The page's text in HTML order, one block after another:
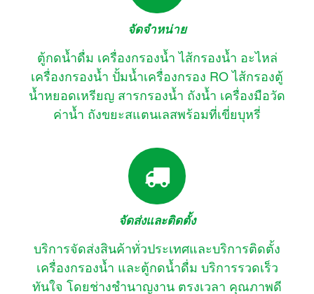
จัดจำหน่าย
ตู้กดน้ำดื่ม เครื่องกรองน้ำ ไส้กรองน้ำ อะไหล่
เครื่องกรองน้ำ ปั้มน้ำเครื่องกรอง RO ไส้กรองตู้
น้ำหยอดเหรียญ สารกรองน้ำ ถังน้ำ เครื่องมือวัด
ค่าน้ำ ถังขยะสแตนเลสพร้อมที่เขี่ยบุหรี่
จัดส่งและติดตั้ง
บริการจัดส่งสินค้าทั่วประเทศและบริการติดตั้ง
เครื่องกรองน้ำ และตู้กดน้ำดื่ม บริการรวดเร็ว
ทันใจ โดยช่างชำนาญงาน ตรงเวลา คุณภาพดี